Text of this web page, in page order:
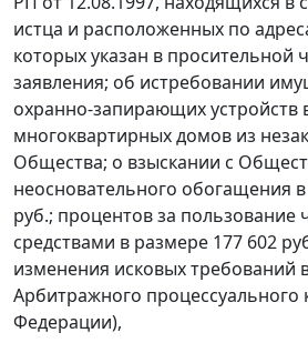
истца и расположенных по
которых указан в просительной
заявления; об истребовании
охранно-запирающих устройств
многоквартирных домов из
Общества; о взыскании с
неосновательного обогащения
руб.; процентов за
средствами в размере 177 602
изменения исковых требований
Арбитражного процессуального
Федерации),